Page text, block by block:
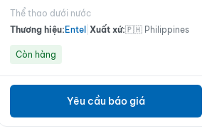
headband, c/w PTT-E/DT9
Thể thao dưới nước
Thương hiệu: Entel Xuất xứ:🇵🇭 Philippines
Còn hàng
Yêu cầu báo giá